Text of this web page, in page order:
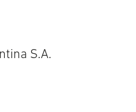
S.A.